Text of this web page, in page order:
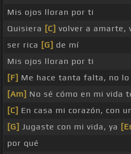
Mis ojos lloran por ti
Quisiera [C] volver a amarte,
ser rica [G] de mí
Mis ojos lloran por ti
[F] Me hace tanta falta, no lo
[Am] No sé cómo en mi vida
[C] En casa mi corazón, con
[G] Jugaste con mi vida, ya
por qué